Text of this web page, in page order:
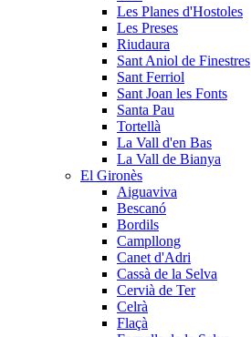
Les Planes d'Hostoles
Les Preses
Riudaura
Sant Aniol de Finestres
Sant Ferriol
Sant Joan les Fonts
Santa Pau
Tortellà
La Vall d'en Bas
La Vall de Bianya
El Gironès
Aiguaviva
Bescanó
Bordils
Campllong
Canet d'Adri
Cassà de la Selva
Cervià de Ter
Celrà
Flaçà